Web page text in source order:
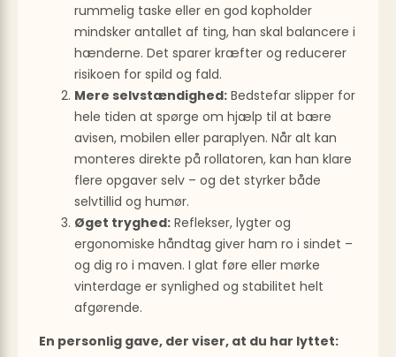
rummelig taske eller en god kopholder
mindsker antallet af ting, han skal balancere i
hænderne. Det sparer kræfter og reducerer
risikoen for spild og fald.
Mere selvstændighed: Bedstefar slipper for
hele tiden at spørge om hjælp til at bære
avisen, mobilen eller paraplyen. Når alt kan
monteres direkte på rollatoren, kan han klare
flere opgaver selv – og det styrker både
selvtillid og humør.
Øget tryghed: Reflekser, lygter og
ergonomiske håndtag giver ham ro i sindet –
og dig ro i maven. I glat føre eller mørke
vinterdage er synlighed og stabilitet helt
afgørende.
En personlig gave, der viser, at du har lyttet: